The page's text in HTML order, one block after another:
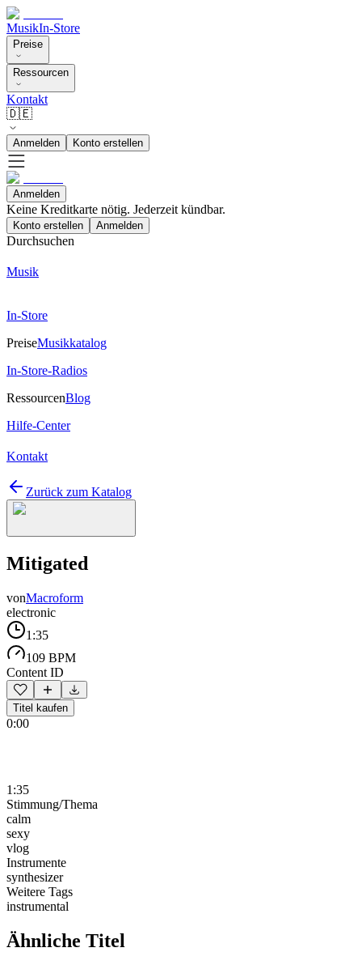
MusikIn-Store
Preise
Ressourcen
Kontakt
🇩🇪
Anmelden Konto erstellen
Anmelden
Keine Kreditkarte nötig. Jederzeit kündbar.
Konto erstellen Anmelden
Durchsuchen
Musik
In-Store
PreiseMusikkatalog
In-Store-Radios
RessourcenBlog
Hilfe-Center
Kontakt
Zurück zum Katalog
Mitigated
vonMacroform
electronic
1:35
109 BPM
Content ID
Titel kaufen
0:00
1:35
Stimmung/Thema
calm
sexy
vlog
Instrumente
synthesizer
Weitere Tags
instrumental
Ähnliche Titel